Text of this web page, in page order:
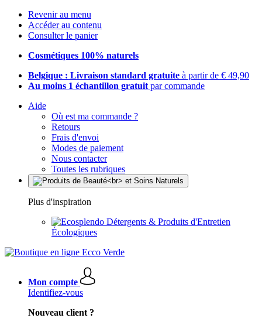
Revenir au menu
Accéder au contenu
Consulter le panier
Cosmétiques 100% naturels
Belgique : Livraison standard gratuite à partir de € 49,90
Au moins 1 échantillon gratuit par commande
Aide
Où est ma commande ?
Retours
Frais d'envoi
Modes de paiement
Nous contacter
Toutes les rubriques
Plus d'inspiration
Détergents & Produits d'Entretien
Écologiques
Mon compte
Identifiez-vous
Nouveau client ?